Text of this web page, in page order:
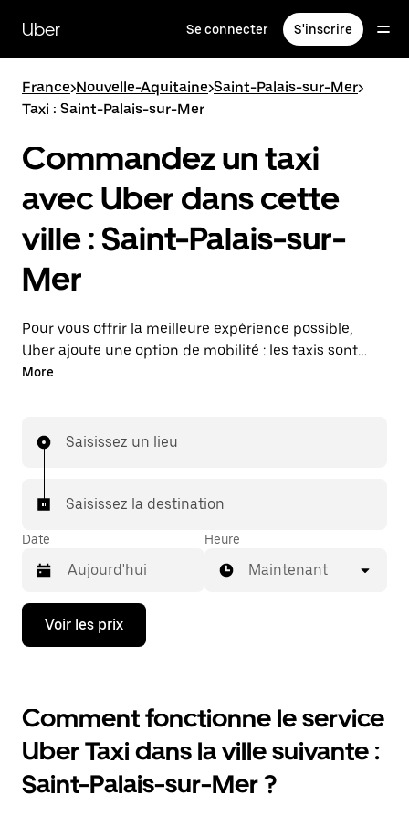
contenu
principal
Uber Se connecter S'inscrire
France>Nouvelle-Aquitaine>Saint-Palais-sur-Mer>
Taxi : Saint-Palais-sur-Mer
Commandez un taxi
avec Uber dans cette
ville : Saint-Palais-sur-
Mer
Pour vous offrir la meilleure expérience possible,
Uber ajoute une option de mobilité : les taxis sont
maintenant disponibles dans l'application. Uber Taxi :
More
Saisissez un lieu
Saisissez la destination
Date
Appuyez
la
bas
pour
ouvrir
le
calendrier
et
Heure
Maintenant
Voir les prix
Comment fonctionne le service
Uber Taxi dans la ville suivante :
Saint-Palais-sur-Mer ?